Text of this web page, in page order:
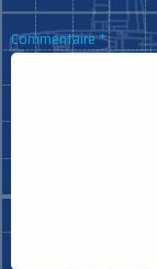
Commentaire*